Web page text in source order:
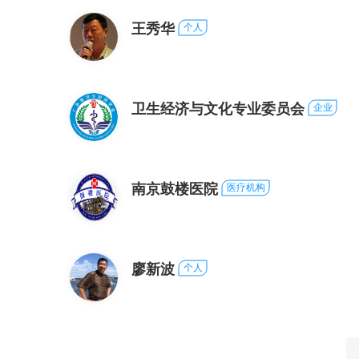
王秀华 个人
卫生经济与文化专业委员会 企业
南京鼓楼医院 医疗机构
廖新波 个人